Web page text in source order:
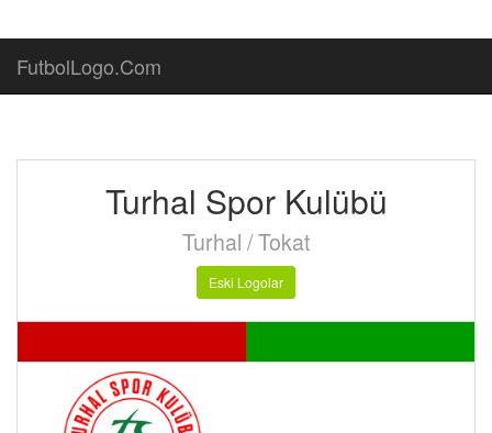
FutbolLogo.Com
Turhal Spor Kulübü
Turhal / Tokat
Eski Logolar